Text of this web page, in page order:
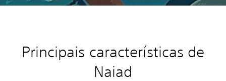
Principais características de
Naiad